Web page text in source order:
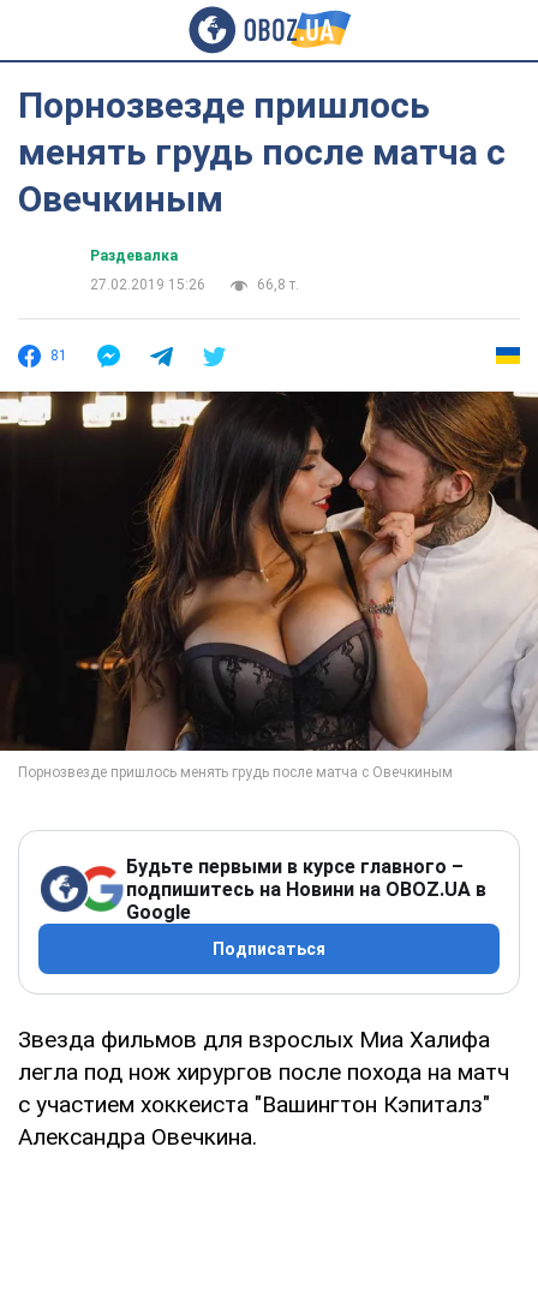
Порнозвезде пришлось
менять грудь после матча с
Овечкиным
Раздевалка
27.02.2019 15:26
66,8 т.
81
Будьте первыми в курсе главного –
подпишитесь на Новини на OBOZ.UA в
Google
Подписаться
Звезда фильмов для взрослых Миа Халифа
легла под нож хирургов после похода на матч
с участием хоккеиста "Вашингтон Кэпиталз"
Александра Овечкина.